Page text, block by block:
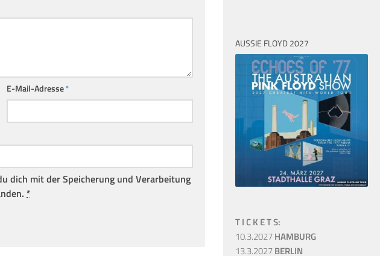
E-Mail-Adresse*
dich mit der Speicherung und Verarbeitung
*
AUSSIE FLOYD 2027
T I C K E T S:
10.3.2027HAMBURG
13.3.2027BERLIN